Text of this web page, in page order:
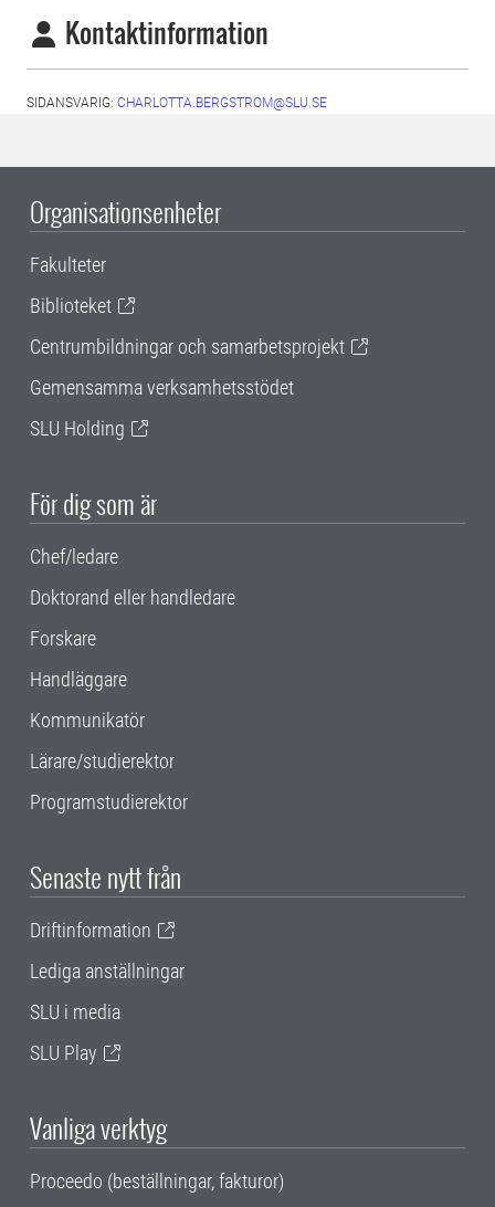
Kontaktinformation
SIDANSVARIG: CHARLOTTA.BERGSTROM@SLU.SE
Organisationsenheter
Fakulteter
Biblioteket
Centrumbildningar och samarbetsprojekt
Gemensamma verksamhetsstödet
SLU Holding
För dig som är
Chef/ledare
Doktorand eller handledare
Forskare
Handläggare
Kommunikatör
Lärare/studierektor
Programstudierektor
Senaste nytt från
Driftinformation
Lediga anställningar
SLU i media
SLU Play
Vanliga verktyg
Proceedo (beställningar, fakturor)